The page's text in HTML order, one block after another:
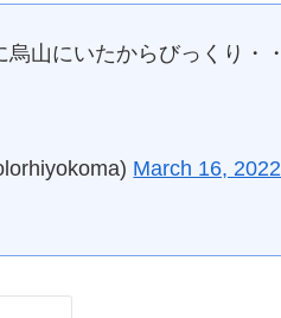
山にいたからびっくり・・
March 16, 2022